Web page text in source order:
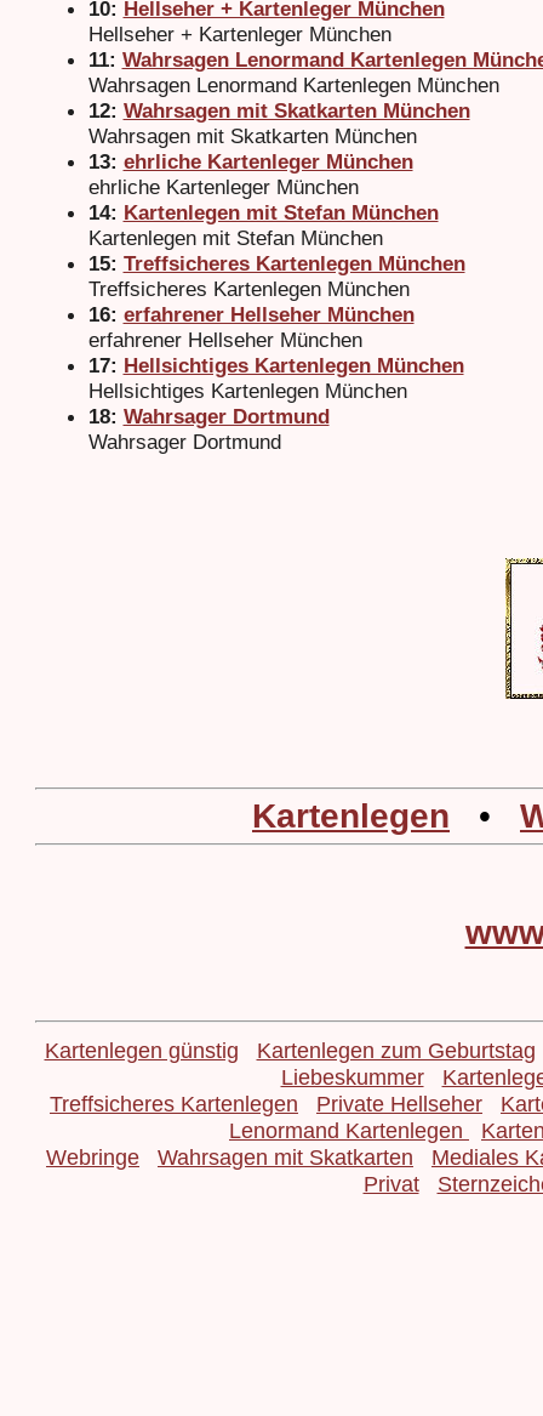
10: Hellseher + Kartenleger München
Hellseher + Kartenleger München
11: Wahrsagen Lenormand Kartenlegen
Wahrsagen Lenormand Kartenlegen München
12: Wahrsagen mit Skatkarten München
Wahrsagen mit Skatkarten München
13: ehrliche Kartenleger München
ehrliche Kartenleger München
14: Kartenlegen mit Stefan München
Kartenlegen mit Stefan München
15: Treffsicheres Kartenlegen München
Treffsicheres Kartenlegen München
16: erfahrener Hellseher München
erfahrener Hellseher München
17: Hellsichtiges Kartenlegen München
Hellsichtiges Kartenlegen München
18: Wahrsager Dortmund
Wahrsager Dortmund
Kartenlegen •
Kartenlegen günstig
Kartenlegen zum Geburtstag
Liebeskummer
Treffsicheres Kartenlegen
Private Hellseher
Lenormand Kartenlegen
Webringe
Wahrsagen mit Skatkarten
Mediales
Privat